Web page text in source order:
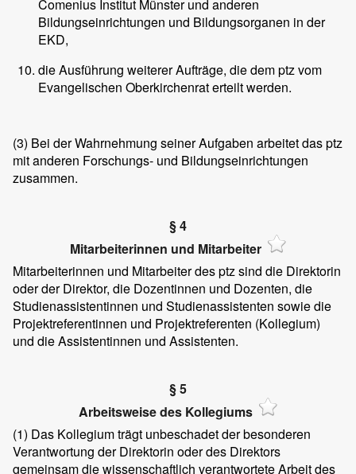
Comenius Institut Münster und anderen
Bildungseinrichtungen und Bildungsorganen in der
EKD,
die Ausführung weiterer Aufträge, die dem ptz vom
Evangelischen Oberkirchenrat erteilt werden.
(3) Bei der Wahrnehmung seiner Aufgaben arbeitet das ptz
mit anderen Forschungs- und Bildungseinrichtungen
zusammen.
§ 4
Mitarbeiterinnen und Mitarbeiter
Mitarbeiterinnen und Mitarbeiter des ptz sind die Direktorin
oder der Direktor, die Dozentinnen und Dozenten, die
Studienassistentinnen und Studienassistenten sowie die
Projektreferentinnen und Projektreferenten (Kollegium)
und die Assistentinnen und Assistenten.
§ 5
Arbeitsweise des Kollegiums
(1) Das Kollegium trägt unbeschadet der besonderen
Verantwortung der Direktorin oder des Direktors
gemeinsam die wissenschaftlich verantwortete Arbeit des